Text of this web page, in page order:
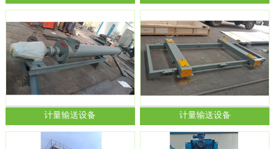
计量输送设备 计量输送设备